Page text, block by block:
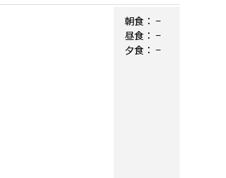
朝食： −
昼食： −
夕食： −